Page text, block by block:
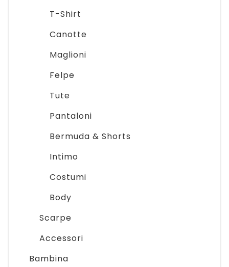
T-Shirt
Canotte
Maglioni
Felpe
Tute
Pantaloni
Bermuda & Shorts
Intimo
Costumi
Body
Scarpe
Accessori
Bambina